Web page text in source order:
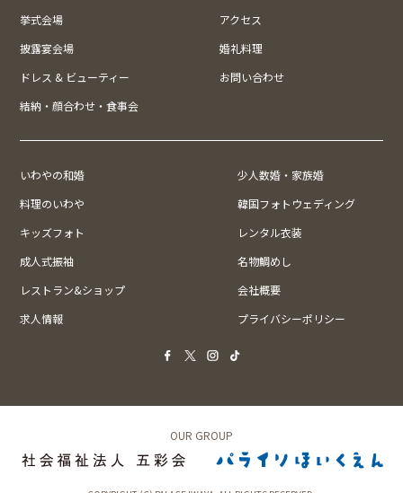
挙式会場
アクセス
披露宴会場
婚礼料理
ドレス & ビューティー
お問い合わせ
結納・顔合わせ・食事会
いわやの和婚
少人数婚・家族婚
料理のいわや
韓国フォトウェディング
キッズフォト
レンタル衣装
成人式振袖
名物鯛めし
レストラン&ショップ
会社概要
求人情報
プライバシーポリシー
OUR GROUP